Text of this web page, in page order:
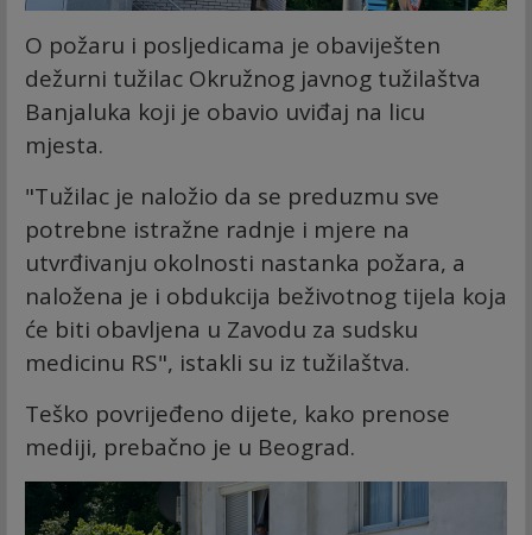
O požaru i posljedicama je obaviješten
dežurni tužilac Okružnog javnog tužilaštva
Banjaluka koji je obavio uviđaj na licu
mjesta.
"Tužilac je naložio da se preduzmu sve
potrebne istražne radnje i mjere na
utvrđivanju okolnosti nastanka požara, a
naložena je i obdukcija beživotnog tijela koja
će biti obavljena u Zavodu za sudsku
medicinu RS", istakli su iz tužilaštva.
Teško povrijeđeno dijete, kako prenose
mediji, prebačno je u Beograd.